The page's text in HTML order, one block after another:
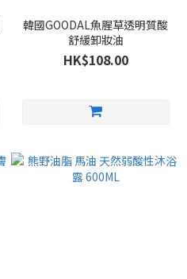
韓國GOODAL魚腥草透明質酸
舒緩卸妝油
HK$108.00